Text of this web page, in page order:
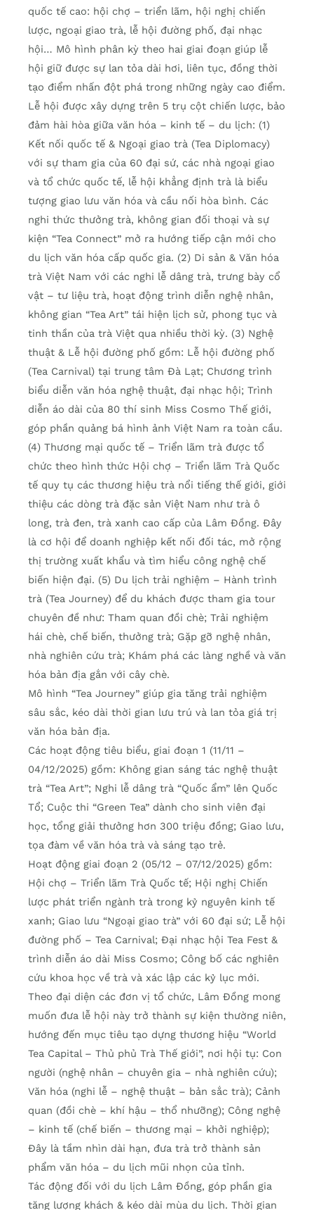
quốc tế cao: hội chợ – triển lãm, hội nghị chiến
lược, ngoại giao trà, lễ hội đường phố, đại nhạc
hội… Mô hình phân kỳ theo hai giai đoạn giúp lễ
hội giữ được sự lan tỏa dài hơi, liên tục, đồng thời
tạo điểm nhấn đột phá trong những ngày cao điểm.
Lễ hội được xây dựng trên 5 trụ cột chiến lược, bảo
đảm hài hòa giữa văn hóa – kinh tế – du lịch: (1)
Kết nối quốc tế & Ngoại giao trà (Tea Diplomacy)
với sự tham gia của 60 đại sứ, các nhà ngoại giao
và tổ chức quốc tế, lễ hội khẳng định trà là biểu
tượng giao lưu văn hóa và cầu nối hòa bình. Các
nghi thức thưởng trà, không gian đối thoại và sự
kiện “Tea Connect” mở ra hướng tiếp cận mới cho
du lịch văn hóa cấp quốc gia. (2) Di sản & Văn hóa
trà Việt Nam với các nghi lễ dâng trà, trưng bày cổ
vật – tư liệu trà, hoạt động trình diễn nghệ nhân,
không gian “Tea Art” tái hiện lịch sử, phong tục và
tinh thần của trà Việt qua nhiều thời kỳ. (3) Nghệ
thuật & Lễ hội đường phố gồm: Lễ hội đường phố
(Tea Carnival) tại trung tâm Đà Lạt; Chương trình
biểu diễn văn hóa nghệ thuật, đại nhạc hội; Trình
diễn áo dài của 80 thí sinh Miss Cosmo Thế giới,
góp phần quảng bá hình ảnh Việt Nam ra toàn cầu.
(4) Thương mại quốc tế – Triển lãm trà được tổ
chức theo hình thức Hội chợ – Triển lãm Trà Quốc
tế quy tụ các thương hiệu trà nổi tiếng thế giới, giới
thiệu các dòng trà đặc sản Việt Nam như trà ô
long, trà đen, trà xanh cao cấp của Lâm Đồng. Đây
là cơ hội để doanh nghiệp kết nối đối tác, mở rộng
thị trường xuất khẩu và tìm hiểu công nghệ chế
biến hiện đại. (5) Du lịch trải nghiệm – Hành trình
trà (Tea Journey) để du khách được tham gia tour
chuyên đề như: Tham quan đồi chè; Trải nghiệm
hái chè, chế biến, thưởng trà; Gặp gỡ nghệ nhân,
nhà nghiên cứu trà; Khám phá các làng nghề và văn
hóa bản địa gắn với cây chè.
Mô hình “Tea Journey” giúp gia tăng trải nghiệm
sâu sắc, kéo dài thời gian lưu trú và lan tỏa giá trị
văn hóa bản địa.
Các hoạt động tiêu biểu, giai đoạn 1 (11/11 –
04/12/2025) gồm: Không gian sáng tác nghệ thuật
trà “Tea Art”; Nghi lễ dâng trà “Quốc ẩm” lên Quốc
Tổ; Cuộc thi “Green Tea” dành cho sinh viên đại
học, tổng giải thưởng hơn 300 triệu đồng; Giao lưu,
tọa đàm về văn hóa trà và sáng tạo trẻ.
Hoạt động giai đoạn 2 (05/12 – 07/12/2025) gồm:
Hội chợ – Triển lãm Trà Quốc tế; Hội nghị Chiến
lược phát triển ngành trà trong kỷ nguyên kinh tế
xanh; Giao lưu “Ngoại giao trà” với 60 đại sứ; Lễ hội
đường phố – Tea Carnival; Đại nhạc hội Tea Fest &
trình diễn áo dài Miss Cosmo; Công bố các nghiên
cứu khoa học về trà và xác lập các kỷ lục mới.
Theo đại diện các đơn vị tổ chức, Lâm Đồng mong
muốn đưa lễ hội này trở thành sự kiện thường niên,
hướng đến mục tiêu tạo dựng thương hiệu “World
Tea Capital – Thủ phủ Trà Thế giới”, nơi hội tụ: Con
người (nghệ nhân – chuyên gia – nhà nghiên cứu);
Văn hóa (nghi lễ – nghệ thuật – bản sắc trà); Cảnh
quan (đồi chè – khí hậu – thổ nhưỡng); Công nghệ
– kinh tế (chế biến – thương mại – khởi nghiệp);
Đây là tầm nhìn dài hạn, đưa trà trở thành sản
phẩm văn hóa – du lịch mũi nhọn của tỉnh.
Tác động đối với du lịch Lâm Đồng, góp phần gia
tăng lượng khách & kéo dài mùa du lịch. Thời gian